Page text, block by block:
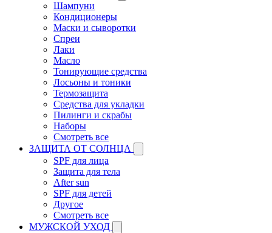
Шампуни
Кондиционеры
Маски и сыворотки
Спреи
Лаки
Масло
Тонирующие средства
Лосьоны и тоники
Термозащита
Средства для укладки
Пилинги и скрабы
Наборы
Смотреть все
ЗАЩИТА ОТ СОЛНЦА
SPF для лица
Защита для тела
After sun
SPF для детей
Другое
Смотреть все
МУЖСКОЙ УХОД